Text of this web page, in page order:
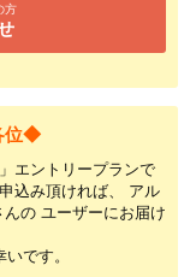
方
位◆
エントリープランで
込み頂ければ、 アル
の ユーザーにお届け
です。